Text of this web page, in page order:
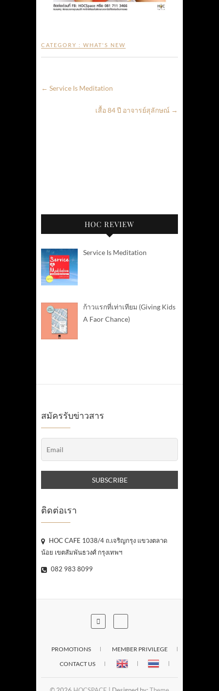
CATEGORY : WHAT'S NEW
← Service Is Meditation
เสื้อ 84 ปี อาจารย์สุลักษณ์ →
HOC REVIEW
Service Is Meditation
ก้าวแรกที่เท่าเทียม (Giving Kids
A Faor Chance)
สมัครรับข่าวสาร
ติดต่อเรา
HOC CAFE 1038/4 ถ.เจริญกรุง แขวงตลาด
น้อย เขตสัมพันธวงศ์ กรุงเทพฯ
082 983 8099
PROMOTIONS
MEMBER PRIVILEGE
CONTACT US